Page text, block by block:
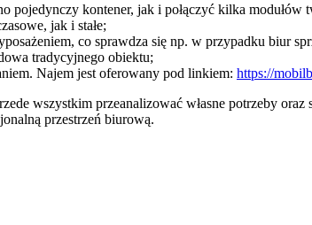
pojedynczy kontener, jak i połączyć kilka
jak i stałe;
co sprawdza się np. w przypadku biur
tradycyjnego obiektu;
Najem jest oferowany pod linkiem: https://
wszystkim przeanalizować własne potrzeby
przestrzeń biurową.